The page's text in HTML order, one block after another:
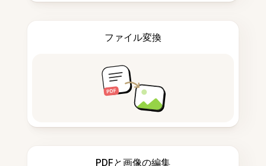
ファイル変換
PDFと画像の編集